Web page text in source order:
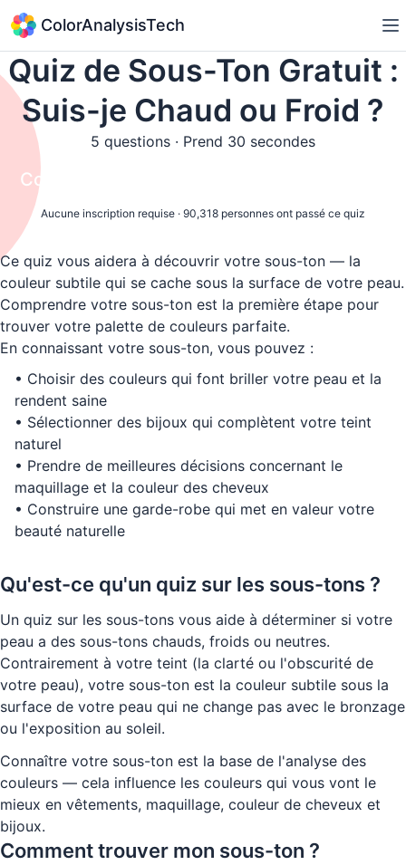
ColorAnalysisTech
Quiz de Sous-Ton Gratuit :
Suis-je Chaud ou Froid ?
5 questions · Prend 30 secondes
Commencer le Quiz de Sous-Ton Gratuit
Aucune inscription requise · 90,318 personnes ont passé ce quiz
Ce quiz vous aidera à découvrir votre sous-ton — la
couleur subtile qui se cache sous la surface de votre peau.
Comprendre votre sous-ton est la première étape pour
trouver votre palette de couleurs parfaite.
En connaissant votre sous-ton, vous pouvez :
• Choisir des couleurs qui font briller votre peau et la
rendent saine
• Sélectionner des bijoux qui complètent votre teint
naturel
• Prendre de meilleures décisions concernant le
maquillage et la couleur des cheveux
• Construire une garde-robe qui met en valeur votre
beauté naturelle
Qu'est-ce qu'un quiz sur les sous-tons ?
Un quiz sur les sous-tons vous aide à déterminer si votre
peau a des sous-tons chauds, froids ou neutres.
Contrairement à votre teint (la clarté ou l'obscurité de
votre peau), votre sous-ton est la couleur subtile sous la
surface de votre peau qui ne change pas avec le bronzage
ou l'exposition au soleil.
Connaître votre sous-ton est la base de l'analyse des
couleurs — cela influence les couleurs qui vous vont le
mieux en vêtements, maquillage, couleur de cheveux et
bijoux.
Comment trouver mon sous-ton ?